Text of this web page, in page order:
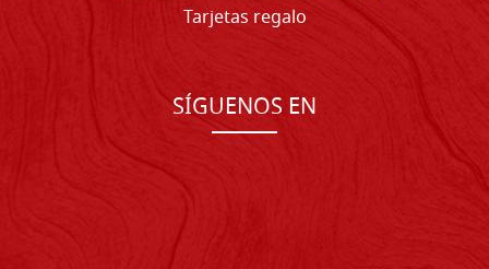
Tarjetas regalo
SÍGUENOS EN